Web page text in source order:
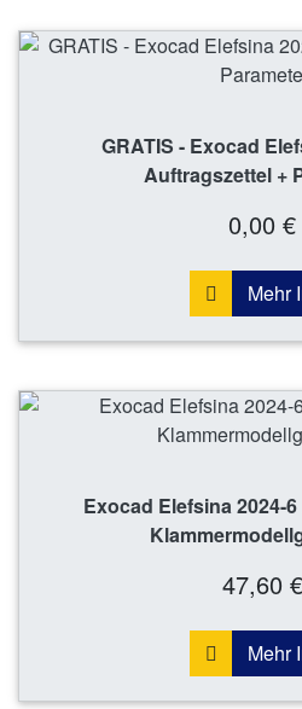
GRATIS - Exocad
Auftragszettel +
0,00 €
Mehr
Exocad Elefsina 2024-
47,60
Mehr